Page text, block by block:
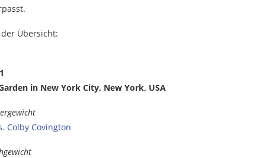
Übersicht:
in New York City, New York, USA
Colby Covington